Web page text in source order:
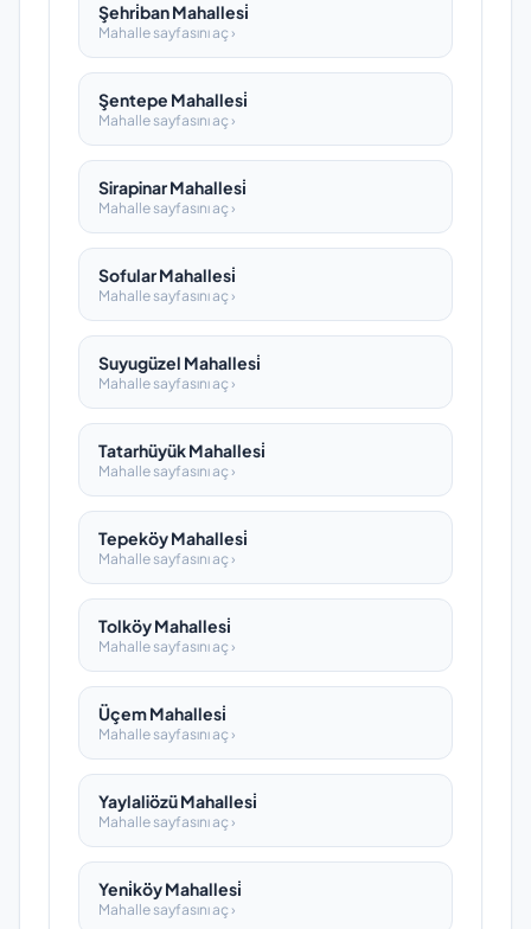
Şehri̇ban Mahallesi̇
Mahalle sayfasını aç ›
Şentepe Mahallesi̇
Mahalle sayfasını aç ›
Sirapinar Mahallesi̇
Mahalle sayfasını aç ›
Sofular Mahallesi̇
Mahalle sayfasını aç ›
Suyugüzel Mahallesi̇
Mahalle sayfasını aç ›
Tatarhüyük Mahallesi̇
Mahalle sayfasını aç ›
Tepeköy Mahallesi̇
Mahalle sayfasını aç ›
Tolköy Mahallesi̇
Mahalle sayfasını aç ›
Üçem Mahallesi̇
Mahalle sayfasını aç ›
Yaylaliözü Mahallesi̇
Mahalle sayfasını aç ›
Yeni̇köy Mahallesi̇
Mahalle sayfasını aç ›